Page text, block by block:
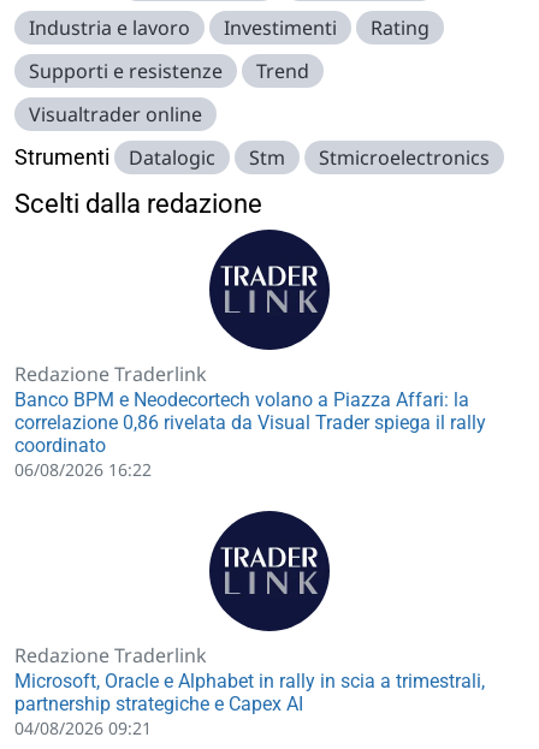
Industria e lavoro
Investimenti
Rating
Supporti e resistenze
Trend
Visualtrader online
Strumenti Datalogic Stm Stmicroelectronics
Scelti dalla redazione
Redazione Traderlink
Banco BPM e Neodecortech volano a Piazza Affari: la
correlazione 0,86 rivelata da Visual Trader spiega il rally
coordinato
06/08/2026 16:22
Redazione Traderlink
Microsoft, Oracle e Alphabet in rally in scia a trimestrali,
partnership strategiche e Capex AI
04/08/2026 09:21